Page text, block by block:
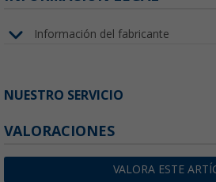
Información del fabricante
NUESTRO SERVICIO
VALORACIONES
VALORA ESTE